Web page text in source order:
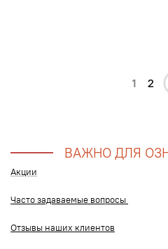
1 2
ВАЖНО ДЛЯ
Акции
Часто задаваемые вопросы
Отзывы наших клиентов